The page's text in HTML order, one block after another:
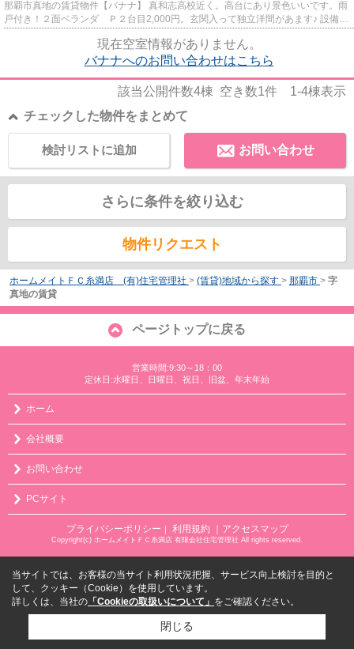
那覇市真地の賃貸物件【バナナ】 真和志高校近く。高台にあり景色いいです。雨
戸付き！２面ベランダ Ｐ２台目2,000円。玄関入って独立洋間があます♪ 設備：
現在空室情報がありません。
バナナへのお問い合わせはこちら
該当公開件数4棟 空き数1件 1-4棟表示
チェックした物件をまとめて
お問い合わせ
検討リストに追加
さらに条件を絞り込む
物件リクエスト
ホームメイトＦＣ糸満店 (有)住宅管理社 > (賃貸)地域から探す > 那覇市 > 字
真地の賃貸
ページトップに戻る
営業時間:9:30～18：00
定休日:水曜日、日曜日、祝日、旧盆、年末年始
ホーム
会社概要
お問い合わせ
PCサイト
プライバシーポリシー ｜ 利用規約 ｜アクセスマップ
Copyright(c) ホームメイトＦＣ糸満店 有限会社住宅管理社 All rights reserved.
当サイトでは、お客様の当サイト利用状況把握、サービス向上検討を目的と
して、クッキー（Cookie）を使用しています。
詳しくは、当社の 「Cookieの取扱いについて」 をご確認ください。
閉じる